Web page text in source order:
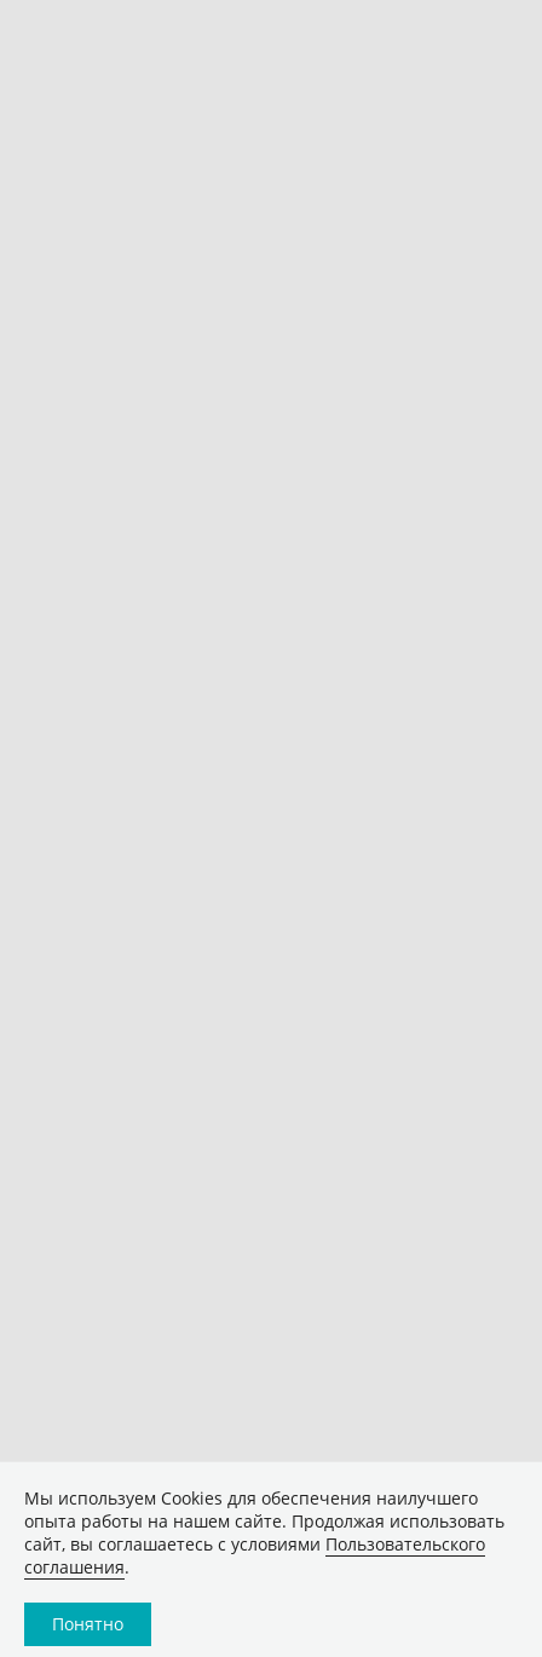
Мы используем Сookies для обеспечения наилучшего
опыта работы на нашем сайте. Продолжая использовать
сайт, вы соглашаетесь с условиями Пользовательского
соглашения.
Понятно